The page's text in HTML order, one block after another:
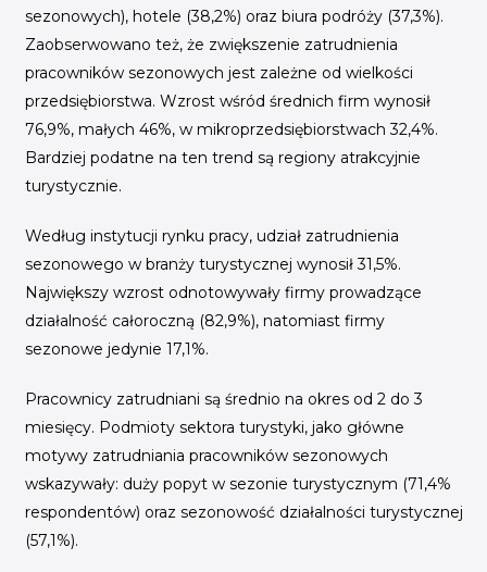
sezonowych), hotele (38,2%) oraz biura podróży (37,3%).
Zaobserwowano też, że zwiększenie zatrudnienia
pracowników sezonowych jest zależne od wielkości
przedsiębiorstwa. Wzrost wśród średnich firm wynosił
76,9%, małych 46%, w mikroprzedsiębiorstwach 32,4%.
Bardziej podatne na ten trend są regiony atrakcyjnie
turystycznie.
Według instytucji rynku pracy, udział zatrudnienia
sezonowego w branży turystycznej wynosił 31,5%.
Największy wzrost odnotowywały firmy prowadzące
działalność całoroczną (82,9%), natomiast firmy
sezonowe jedynie 17,1%.
Pracownicy zatrudniani są średnio na okres od 2 do 3
miesięcy. Podmioty sektora turystyki, jako główne
motywy zatrudniania pracowników sezonowych
wskazywały: duży popyt w sezonie turystycznym (71,4%
respondentów) oraz sezonowość działalności turystycznej
(57,1%).